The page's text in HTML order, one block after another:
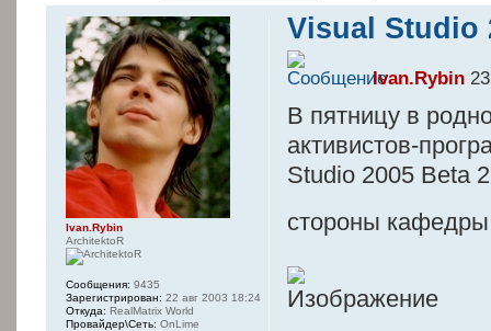
Visual Studio
Ivan.Rybin
В пятницу в
активистов-
Studio 2005 Beta
стороны
Ivan.Rybin
ArchitektoR
Сообщения: 9435
Зарегистрирован: 22 авг 2003 18:24
Откуда: RealMatrix World
Провайдер\Сеть: OnLime